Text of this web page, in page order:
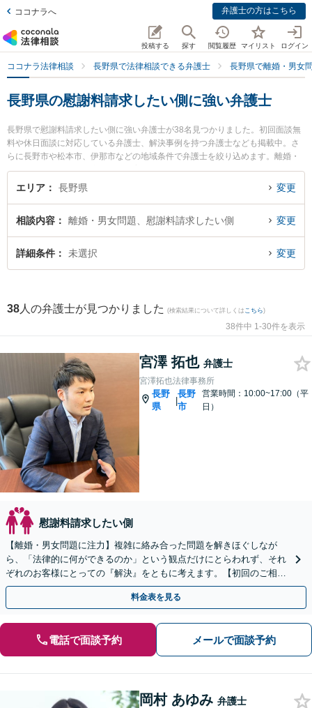
ココナラへ 弁護士の方はこちら
投稿する 探す 閲覧履歴 マイリスト ログイン
ココナラ法律相談 長野県で法律相談できる弁護士 長野県で離婚・男女
長野県の慰謝料請求したい側に強い弁護士
長野県で慰謝料請求したい側に強い弁護士が38名見つかりました。初回面談無
料や休日面談に対応している弁護士、解決事例を持つ弁護士なども掲載中。さ
らに長野市や松本市、伊那市などの地域条件で弁護士を絞り込めます。離婚・
男女問題に関係する財産分与や養育費、親権等の細かな分野での絞り込み検索
もでき便利です。特に宮澤拓也法律事務所の宮澤 拓也弁護士やあゆみ法律事務
県で土日や夜間に発生した慰謝料請求したい側のトラブルを今すぐに弁護士に
相談したい』『慰謝料請求したい側のトラブル解決の実績豊富な近くの弁護士
を検索したい』『初回相談無料で慰謝料請求したい側を法律相談できる長野県
エリア 長野県 変更
相談内容 離婚・男女問題、慰謝料請求したい側 変更
詳細条件 未選択 変更
38 人の弁護士が見つかりました (検索結果について詳しくは こちら)
38件中 1-30件を表示
宮澤 拓也 弁護士
宮澤拓也法律事務所
長野
県
|
長野
市
営業時間：10:00~17:00（平
日）
慰謝料請求したい側
【離婚・男女問題に注力】複雑に絡み合った問題を解きほぐしなが
ら、「法律的に何ができるのか」という観点だけにとらわれず、それ
ぞれのお客様にとっての『解決』をともに考えます。【初回のご相談
30分無料】【オンライン相談可能】
料金表を見る
電話で面談予約 メールで面談予約
岡村 あゆみ 弁護士